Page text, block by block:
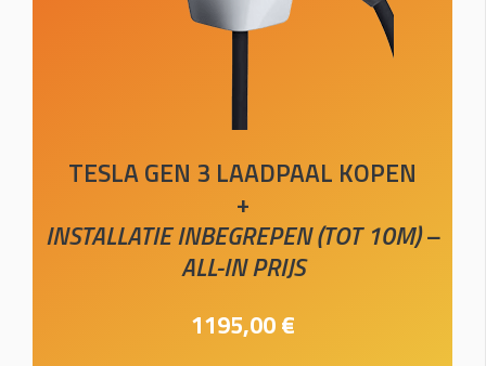
TESLA GEN 3 LAADPAAL KOPEN
+
INSTALLATIE INBEGREPEN (TOT 10M) –
ALL-IN PRIJS
1195,00 €